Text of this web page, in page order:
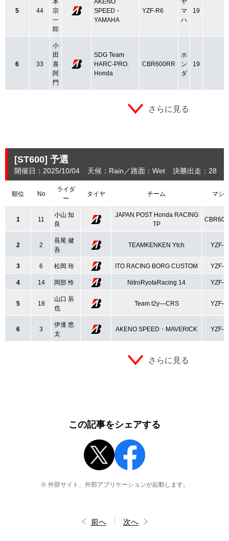
5 44
宗
一
郎
SPEED・
YAMAHA
YZF-R6
マ
ハ
19
6 33
小
田
喜
阿
門
SDG Team
HARC‐PRO.
Honda
CBR600RR
ホ
ン
ダ
19
さらに見る
[ST600] 予選
開催日：2025/10/04 天候：Rain 路面：Wet 決勝出走：28
順位 No
ライダ
ー
タイヤ チーム マシ
1 11
小山 知
良
JAPAN POST Honda RACING
TP
2 2
長尾 健
吾
TEAMKENKEN Ytch YZF-
3 6 松岡 玲 ITO RACING BORG CUSTOM YZF-
4 14 岡部 怜 NitroRyotaRacing 14 YZF-
5 18
山口 辰
也
Team t2y―CRS YZF-
6 3
伊達 悠
太
AKENO SPEED・MAVERICK YZF-
さらに見る
この記事をシェアする
※ 外部サイト、外部アプリケーションが起動します。
前へ 次へ